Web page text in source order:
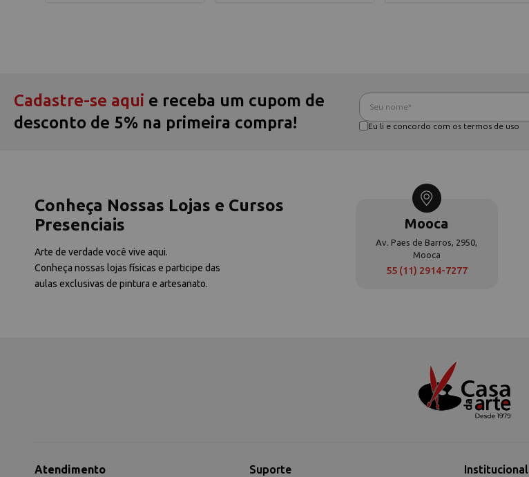
Cadastre-se aqui e receba um cupom de
desconto de 5% na primeira compra!
Eu li e concordo com os termos de uso
Conheça Nossas Lojas e Cursos
Presenciais
Arte de verdade você vive aqui.
Conheça nossas lojas físicas e participe das
aulas exclusivas de pintura e artesanato.
Mooca
Av. Paes de Barros, 2950,
Mooca
55 (11) 2914-7277
Atendimento Suporte Institucional